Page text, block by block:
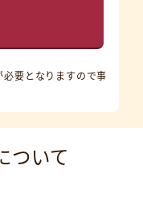
要となりますので事
ついて